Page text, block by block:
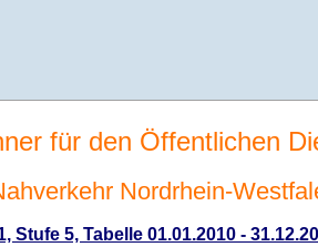
für den Öffentlichen
Nordrhein-
Stufe 5, Tabelle 01.01.2010 -